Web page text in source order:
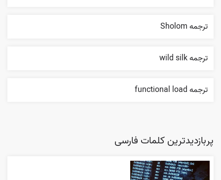
ترجمه Sholom
ترجمه wild silk
ترجمه functional load
پربازدیدترین کلمات فارسی